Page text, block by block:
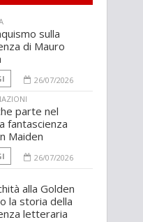
sulla
di Mauro
26/07/2026
parte nel
fantascienza
Maiden
26/07/2026
alla Golden
la storia della
letteraria